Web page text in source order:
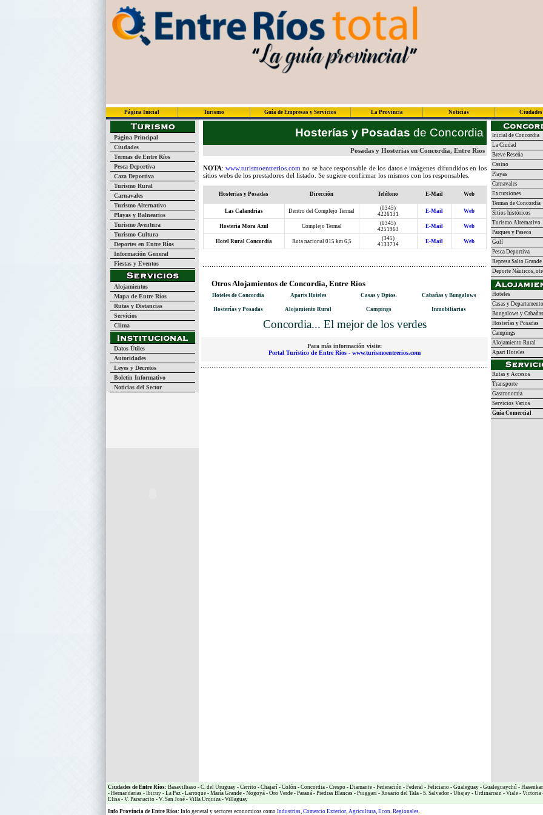
Página Inicial Turismo Guía de Empresas y Servicios La Provincia Noticias Ciudades
Página Principal
Ciudades
Termas de Entre Ríos
Pesca Deportiva
Caza Deportiva
Turismo Rural
Carnavales
Turismo Alternativo
Playas y Balnearios
Turismo Aventura
Turismo Cultura
Deportes en Entre Ríos
Información General
Fiestas y Eventos
Alojamientos
Mapa de Entre Ríos
Rutas y Distancias
Servicios
Clima
Datos Útiles
Autoridades
Leyes y Decretos
Boletín Informativo
Noticias del Sector
Hosterías y Posadas de Concordia
Posadas y Hosterias en Concordia, Entre Rios
NOTA: www.turismoentrerios.com no se hace responsable de los datos e imágenes difundidos en los
sitios webs de los prestadores del listado. Se sugiere confirmar los mismos con los responsables.
Hosterias y Posadas Dirección Teléfono E-Mail Web
Las Calandrias Dentro del Complejo Termal
(0345)
4226131
E-Mail Web
Hosteria Mora Azul Complejo Termal
(0345)
4251963
E-Mail Web
Hotel Rural Concordia Ruta nacional 015 km 6,5
(345)
4133714
E-Mail Web
Otros Alojamientos de Concordia, Entre Ríos
Hoteles de Concordia Aparts Hoteles Casas y Dptos. Cabañas y Bungalows
Hosterías y Posadas Alojamiento Rural Campings Inmobiliarias
Concordia... El mejor de los verdes
Para más información visite:
Portal Turístico de Entre Ríos - www.turismoentrerios.com
Inicial de Concordia
La Ciudad
Breve Reseña
Casino
Playas
Carnavales
Excursiones
Termas de Concordia
Sitios históricos
Turismo Alternativo
Parques y Paseos
Golf
Pesca Deportiva
Represa Salto Grande
Deporte Náuticos,
Hoteles
Casas y
Bungalows y Cabañas
Hosterías y Posadas
Campings
Alojamiento Rural
Apart Hoteles
Rutas y Accesos
Transporte
Gastronomía
Servicios Varios
Guía Comercial
Ciudades de Entre Ríos: Basavilbaso - C. del Uruguay - Cerrito - Chajarí - Colón - Concordia - Crespo - Diamante - Federación - Federal - Feliciano - Gualeguay - Gualeguaychú -
- Hernandarias - Ibicuy - La Paz - Larroque - María Grande - Nogoyá - Oro Verde - Paraná - Piedras Blancas - Puiggari - Rosario del Tala - S. Salvador - Ubajay - Urdinarrain - Viale - Victoria
Elisa - V. Paranacito - V. San José - Villa Urquiza - Villaguay
Info Provincia de Entre Rios: Info general y sectores economicos como Industrias, Comercio Exterior, Agricultura, Econ. Regionales.